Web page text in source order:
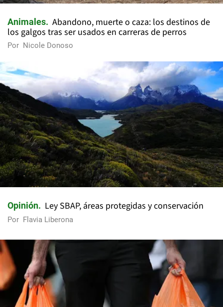
Animales
Abandono, muerte o caza: los destinos de
los galgos tras ser usados en carreras de perros
Por Nicole Donoso
Opinión Ley SBAP, áreas protegidas y conservación
Por Flavia Liberona